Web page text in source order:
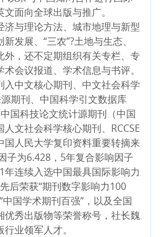
面向全球出版与推广。
济与理论方法、城市地理与新型
发展、“三农”?土地与生态、
外，还不定期组织有关专栏、专
会议报道、学术信息与书评。
入中文核心期刊、中文社会科学
期刊、中国科学引文数据库
中国科技论文统计源期刊（中国
文社会科学核心期刊、RCCSE
国人民大学复印资料重要转摘来
子为6.428，5年复合影响因子
连续入选中国最具国际影响力
后荣获“期刊数字影响力100
国学术期刊百强”，以及全国
优秀出版物等荣誉称号，社长魏
业领军人才。